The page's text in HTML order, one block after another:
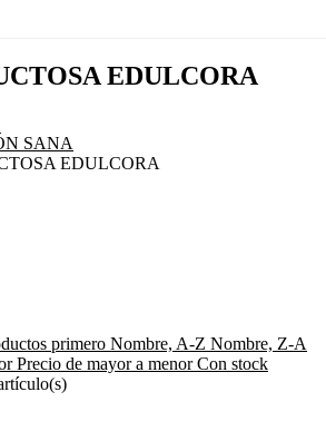
EDULCORA
SANA
EDULCORA
primero Nombre, A-Z Nombre, Z-A
Precio de mayor a menorCon stock